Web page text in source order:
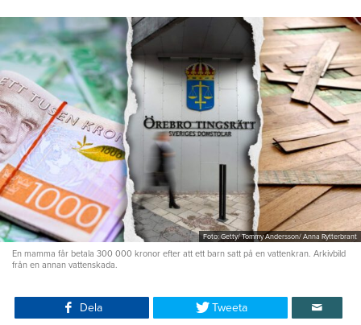
Foto: Getty/ Tommy Andersson/ Anna Rytterbrant
En mamma får betala 300 000 kronor efter att ett barn satt på en vattenkran. Arkivbild
från en annan vattenskada.
Dela Tweeta